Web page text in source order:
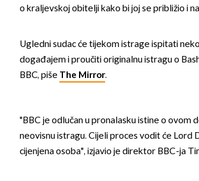
o kraljevskoj obitelji kako bi joj se približio i
Ugledni sudac će tijekom istrage ispitati
događajem i proučiti originalnu istragu o
BBC, piše The Mirror.
"BBC je odlučan u pronalasku istine o ovom
neovisnu istragu. Cijeli proces vodit će Lord
cijenjena osoba", izjavio je direktor BBC-ja